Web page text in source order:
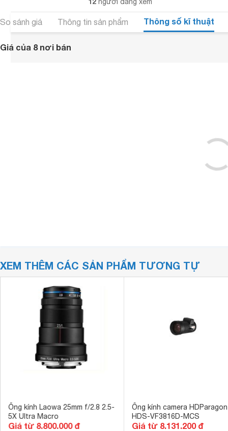
So sánh giá Thông tin sản phẩm Thông số kĩ thuật
Giá của 8 nơi bán
XEM THÊM CÁC SẢN PHẨM TƯƠNG TỰ
Ống kính Laowa 25mm f/2.8 2.5-
5X Ultra Macro
Giá từ 8.800.000 đ
Ống kính camera HDParagon
HDS-VF3816D-MCS
Giá từ 8.131.200 đ